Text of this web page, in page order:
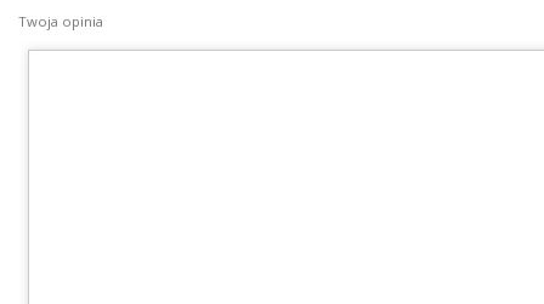
Twoja opinia